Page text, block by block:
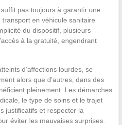
pas toujours à garantir une
en véhicule sanitaire
du dispositif, plusieurs
à la gratuité, engendrant
d’affections lourdes, se
alors que d’autres, dans des
pleinement. Les démarches
le type de soins et le trajet
justificatifs et respecter la
éviter les mauvaises surprises.